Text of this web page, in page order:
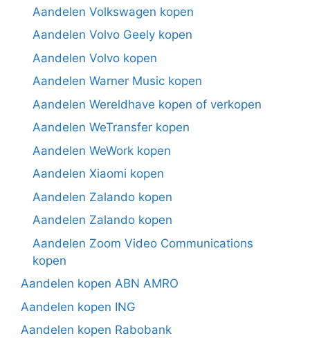
Aandelen Volkswagen kopen
Aandelen Volvo Geely kopen
Aandelen Volvo kopen
Aandelen Warner Music kopen
Aandelen Wereldhave kopen of verkopen
Aandelen WeTransfer kopen
Aandelen WeWork kopen
Aandelen Xiaomi kopen
Aandelen Zalando kopen
Aandelen Zalando kopen
Aandelen Zoom Video Communications
kopen
Aandelen kopen ABN AMRO
Aandelen kopen ING
Aandelen kopen Rabobank